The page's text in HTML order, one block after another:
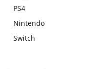
PS4
Nintendo
Switch